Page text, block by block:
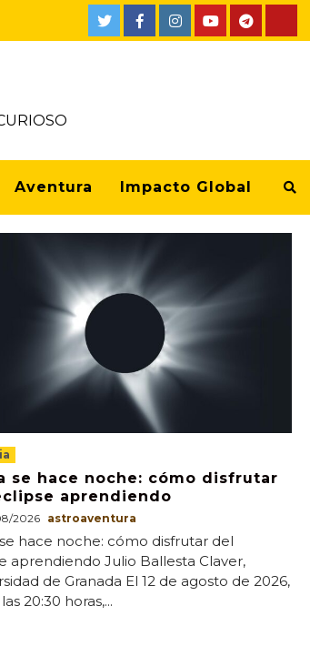
Aventura Impacto Global
se hace noche: cómo disfrutar
aprendiendo
2026 astroaventura
hace noche: cómo disfrutar del
aprendiendo Julio Ballesta Claver,
de Granada El 12 de agosto de 2026,
20:30 horas,...